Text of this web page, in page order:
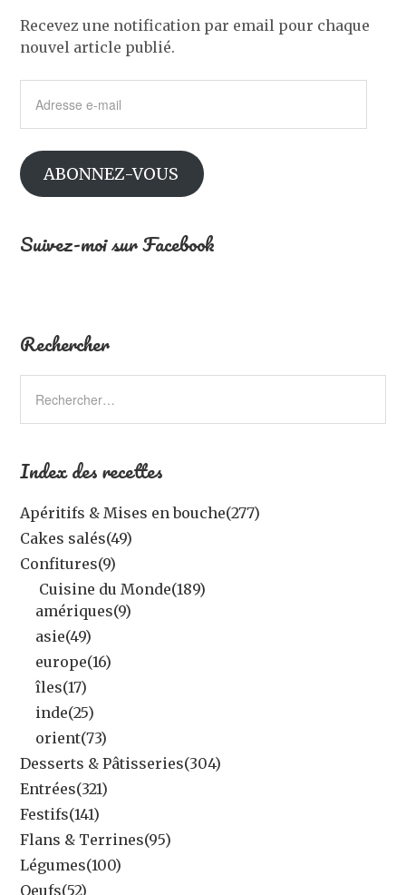
Recevez une notification par email pour chaque
nouvel article publié.
mail
ABONNEZ-VOUS
Suivez-moi sur Facebook
Rechercher
Index des recettes
Apéritifs & Mises en bouche(277)
Cakes salés(49)
Confitures(9)
Cuisine du Monde(189)
amériques(9)
asie(49)
europe(16)
îles(17)
inde(25)
orient(73)
Desserts & Pâtisseries(304)
Entrées(321)
Festifs(141)
Flans & Terrines(95)
Légumes(100)
Oeufs(52)